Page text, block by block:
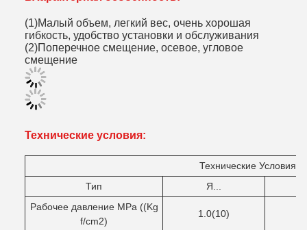
(1)Малый объем, легкий вес, очень хорошая
гибкость, удобство установки и обслуживания
(2)Поперечное смещение, осевое, угловое
смещение
Технические условия:
Технические Условия
Тип
Я...
Рабочее давление MPa ((Kg
f/cm2)
1.0(10)